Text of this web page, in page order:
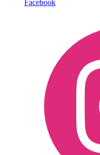
Facebook